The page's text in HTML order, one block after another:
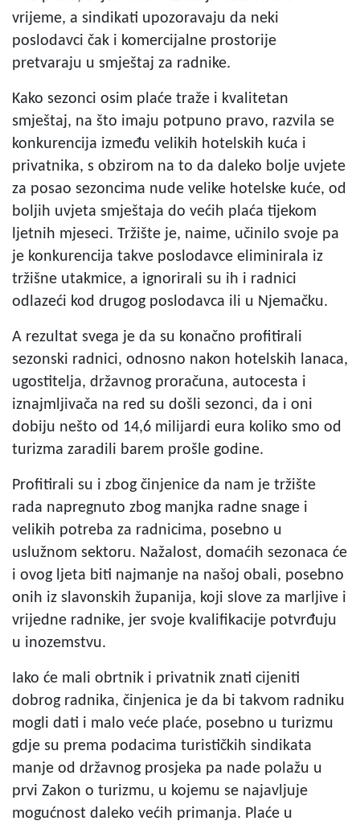
vrijeme, a sindikati upozoravaju da neki
poslodavci čak i komercijalne prostorije
pretvaraju u smještaj za radnike.
Kako sezonci osim plaće traže i kvalitetan
smještaj, na što imaju potpuno pravo, razvila se
konkurencija između velikih hotelskih kuća i
privatnika, s obzirom na to da daleko bolje uvjete
za posao sezoncima nude velike hotelske kuće, od
boljih uvjeta smještaja do većih plaća tijekom
ljetnih mjeseci. Tržište je, naime, učinilo svoje pa
je konkurencija takve poslodavce eliminirala iz
tržišne utakmice, a ignorirali su ih i radnici
odlazeći kod drugog poslodavca ili u Njemačku.
A rezultat svega je da su konačno profitirali
sezonski radnici, odnosno nakon hotelskih lanaca,
ugostitelja, državnog proračuna, autocesta i
iznajmljivača na red su došli sezonci, da i oni
dobiju nešto od 14,6 milijardi eura koliko smo od
turizma zaradili barem prošle godine.
Profitirali su i zbog činjenice da nam je tržište
rada napregnuto zbog manjka radne snage i
velikih potreba za radnicima, posebno u
uslužnom sektoru. Nažalost, domaćih sezonaca će
i ovog ljeta biti najmanje na našoj obali, posebno
onih iz slavonskih županija, koji slove za marljive i
vrijedne radnike, jer svoje kvalifikacije potvrđuju
u inozemstvu.
Iako će mali obrtnik i privatnik znati cijeniti
dobrog radnika, činjenica je da bi takvom radniku
mogli dati i malo veće plaće, posebno u turizmu
gdje su prema podacima turističkih sindikata
manje od državnog prosjeka pa nade polažu u
prvi Zakon o turizmu, u kojemu se najavljuje
mogućnost daleko većih primanja. Plaće u